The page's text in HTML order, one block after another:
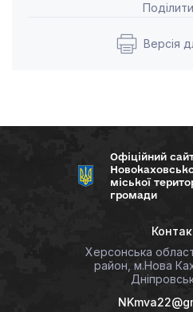
Версія
Офіційний
міської
громади
Херсонська
район, м.Нова